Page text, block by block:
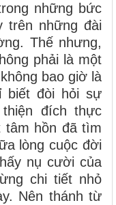
những bức
trên những đài
Thế nhưng,
phải là một
bao giờ là
biết đòi hỏi sự
đích thực
hồn đã tìm
lòng cuộc đời
nụ cười của
chi tiết nhỏ
Nên thánh từ